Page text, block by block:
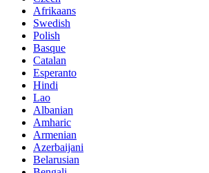
Afrikaans
Swedish
Polish
Basque
Catalan
Esperanto
Hindi
Lao
Albanian
Amharic
Armenian
Azerbaijani
Belarusian